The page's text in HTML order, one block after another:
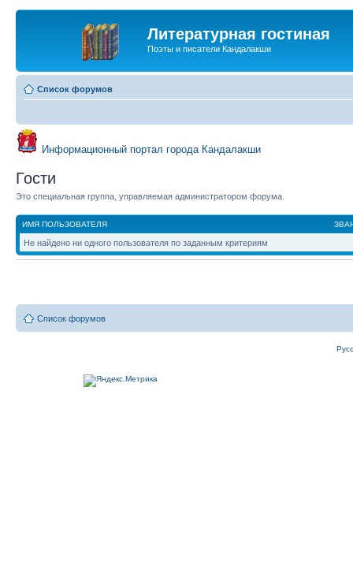
Литературная гостиная
Поэты и писатели Кандалакши
Список форумов
Информационный портал города Кандалакши
Гости
Это специальная группа, управляемая администратором форума.
ИМЯ ПОЛЬЗОВАТЕЛЯ
Не найдено ни одного пользователя по заданным критериям
Список форумов